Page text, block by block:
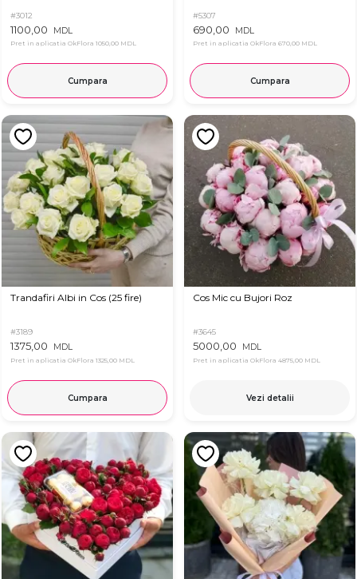
#3012
1100,00 MDL
Pret in aplicatia OkFlora 1050,00 MDL
Cumpara
#5307
690,00 MDL
Pret in aplicatia OkFlora 670,00 MDL
Cumpara
Trandafiri Albi in Cos (25 fire)
#3189
1375,00 MDL
Pret in aplicatia OkFlora 1325,00 MDL
Cumpara
Cos Mic cu Bujori Roz
#3645
5000,00 MDL
Pret in aplicatia OkFlora 4875,00 MDL
Vezi detalii